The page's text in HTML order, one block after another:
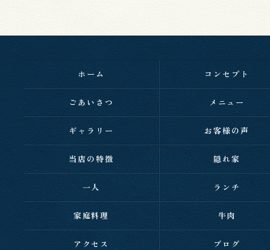
ホーム コンセプト
ごあいさつ メニュー
ギャラリー お客様の声
当店の特徴 隠れ家
一人 ランチ
家庭料理 牛肉
アクセス ブログ